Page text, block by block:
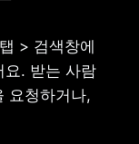
> 검색창에
요. 받는 사람
요청하거나,